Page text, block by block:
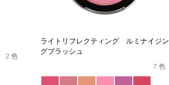
2 色
ライトリフレクティング ルミナイジン
グブラッシュ
7 色